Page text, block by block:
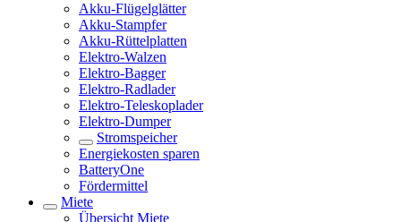
Akku-Flügelglätter
Akku-Stampfer
Akku-Rüttelplatten
Elektro-Walzen
Elektro-Bagger
Elektro-Radlader
Elektro-Teleskoplader
Elektro-Dumper
Stromspeicher
Energiekosten sparen
BatteryOne
Fördermittel
Miete
Übersicht Miete